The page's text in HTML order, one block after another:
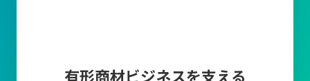
有形商材ビジネスを支える